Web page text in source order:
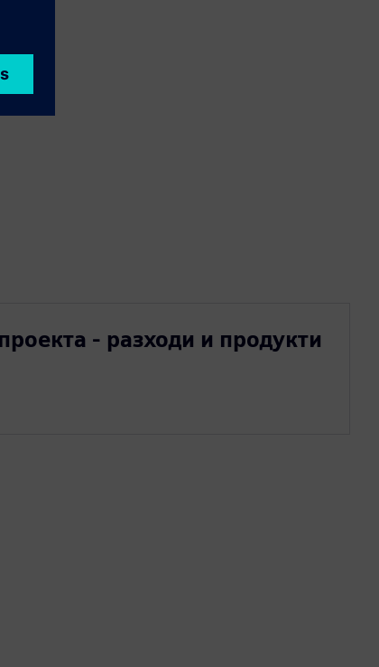
- разходи и продукти